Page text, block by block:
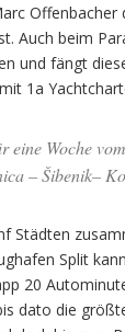
Auch beim
und fängt
1a
eine Woche
– Šibenik–
Städten
Split
20
dato die